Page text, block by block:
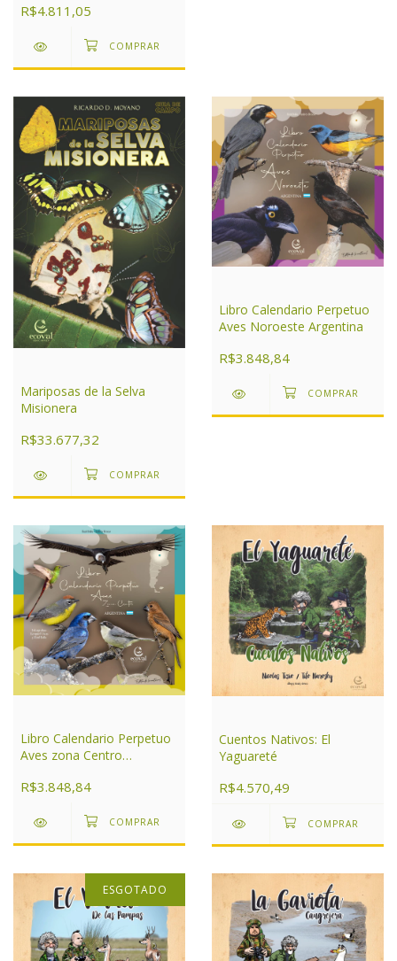
R$4.811,05
Mariposas de la Selva
Misionera
R$33.677,32
Libro Calendario Perpetuo
Aves Noroeste Argentina
R$3.848,84
Libro Calendario Perpetuo
Aves zona Centro
R$3.848,84
Cuentos Nativos: El
Yaguareté
R$4.570,49
ESGOTADO